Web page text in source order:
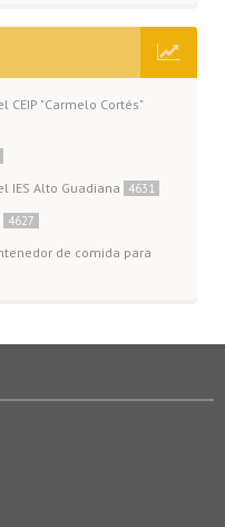
"Carmelo Cortés"
IES Alto Guadiana 4631
4627
de comida para